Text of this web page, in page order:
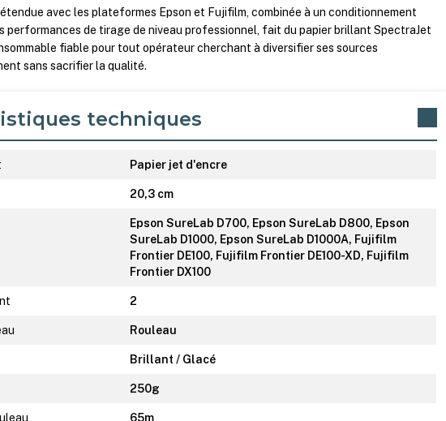
avec les plateformes Epson et Fujifilm, combinée à un conditionnement
performances de tirage de niveau professionnel, fait du papier brillant SpectraJet
fiable pour tout opérateur cherchant à diversifier ses sources
sans sacrifier la qualité.
techniques
Papier jet d'encre
20,3 cm
Epson SureLab D700, Epson SureLab D800, Epson
SureLab D1000, Epson SureLab D1000A, Fujifilm
Frontier DE100, Fujifilm Frontier DE100-XD, Fujifilm
Frontier DX100
2
Rouleau
Brillant / Glacé
250g
65m